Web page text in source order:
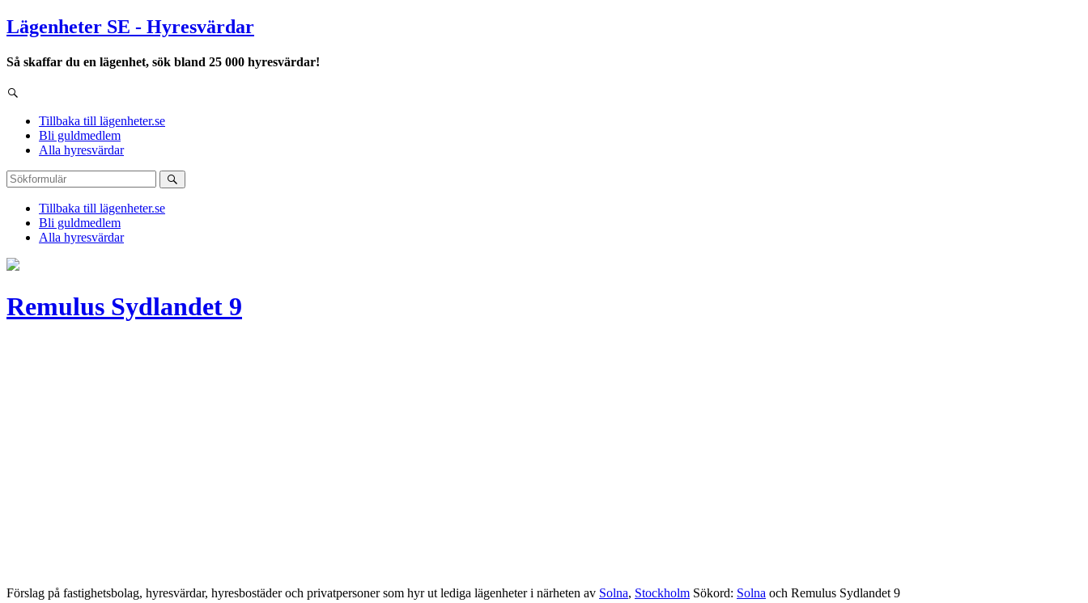
Lägenheter SE - Hyresvärdar
Så skaffar du en lägenhet, sök bland 25 000 hyresvärdar!
Tillbaka till lägenheter.se
Bli guldmedlem
Alla hyresvärdar
Tillbaka till lägenheter.se
Bli guldmedlem
Alla hyresvärdar
Remulus Sydlandet 9
Förslag på fastighetsbolag, hyresvärdar, hyresbostäder och privatpersoner som hyr ut lediga lägenheter i närheten av Solna, Stockholm Sökord: Solna och Remulus Sydlandet 9